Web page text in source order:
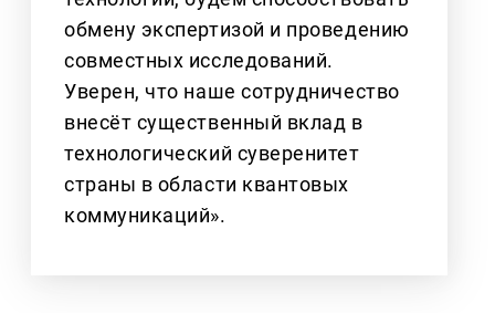
обмену экспертизой и проведению
совместных исследований.
Уверен, что наше сотрудничество
внесёт существенный вклад в
технологический суверенитет
страны в области квантовых
коммуникаций».